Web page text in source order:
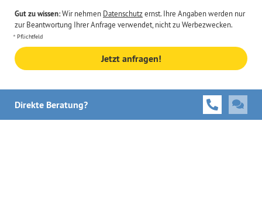
Gut zu wissen:Wir nehmen Datenschutzernst. Ihre Angaben werden nur
zur Beantwortung Ihrer Anfrage verwendet, nicht zu Werbezwecken.
Pflichtfeld
Jetzt anfragen!
Direkte Beratung?